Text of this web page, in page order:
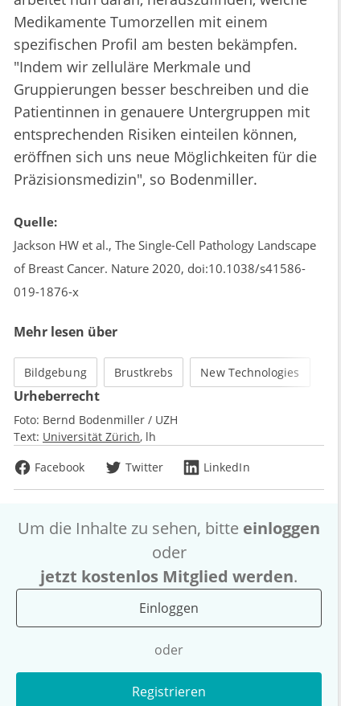
Medikamente Tumorzellen mit einem
spezifischen Profil am besten bekämpfen.
"Indem wir zelluläre Merkmale und
Gruppierungen besser beschreiben und die
Patientinnen in genauere Untergruppen mit
entsprechenden Risiken einteilen können,
eröffnen sich uns neue Möglichkeiten für die
Präzisionsmedizin", so Bodenmiller.
Quelle:
Jackson HW et al., The Single-Cell Pathology Landscape
of Breast Cancer. Nature 2020, doi:10.1038/s41586-
019-1876-x
Mehr lesen über
Bildgebung Brustkrebs New Technologies
Urheberrecht
Foto: Bernd Bodenmiller / UZH
Text: Universität Zürich lh
Facebook
Twitter LinkedIn
Um die Inhalte zu sehen, bitte einloggen
oder
jetzt kostenlos Mitglied werden.
Einloggen
oder
Registrieren